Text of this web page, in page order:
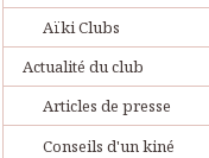
Aïki Clubs
Actualité du club
Articles de presse
Conseils d'un kiné